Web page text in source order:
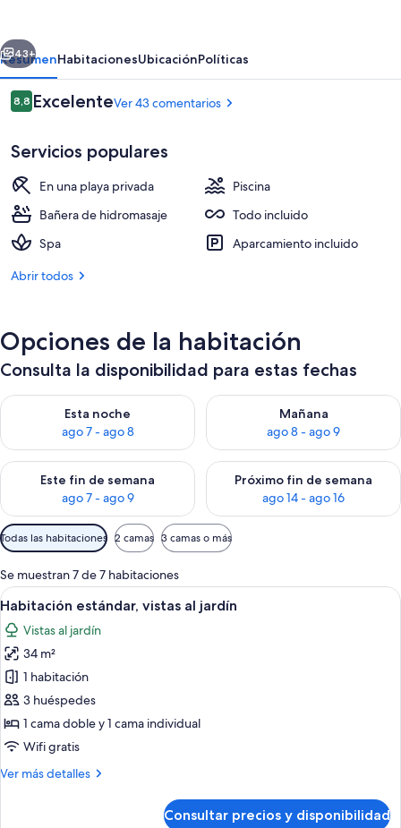
&
Spa
Inclusive
Una piscina cubierta, 3 piscinas al
Siguiente
43+
ResumenHabitacionesUbicaciónPolíticas
Comentarios
8,88,8 de 10
ExcelenteVer 43 comentarios
Servicios populares
En una playa privada
Piscina
Bañera de hidromasaje
Todo incluido
Spa
Aparcamiento incluido
Abrir todos
Opciones de la habitación
Consulta la disponibilidad para estas fechas
Esta noche
ago 7 - ago 8
Consulta la disponibilidad para esta noche, ago 7 - ago 8
Mañana
ago 8 - ago 9
Consulta la disponibilidad
Este fin de semana
ago 7 - ago 9
Consulta la disponibilidad para este fin de semana, ago 7 -
Próximo fin de semana
ago 14 - ago 16
Consulta la disponibilidad
Filtros
disponibles
para
las
habitaciones
Todas las habitaciones 2 camas 3 camas o más
Se muestran 7 de 7 habitaciones
Abrir
todas
las
fotos
de
Habitación
estándar,
vistas
jardín
Habitación de hotel con dos camas,
4
Habitación estándar, vistas al jardín
Vistas al jardín
34 m²
1 habitación
3 huéspedes
1 cama doble y 1 cama individual
Wifi gratis
Ver más detalles
Más
Consultar precios y disponibilidad